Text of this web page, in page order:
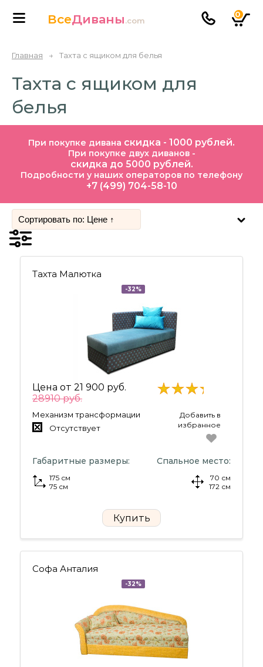
ВсеДиваны.com
0
Главная → Тахта с ящиком для белья
Тахта с ящиком для
белья
При покупке дивана скидка - 1000 рублей.
При покупке двух диванов -
скидка до 5000 рублей.
Подробности у наших операторов по телефону
+7 (499) 704-58-10
Тахта Малютка
-32%
Цена от 21 900 руб.
28910 руб.
Механизм трансформации
Отсутствует
Добавить в
избранное
Габаритные размеры:
175 см
75 см
Спальное место:
70 см
172 см
Купить
Софа Анталия
-32%